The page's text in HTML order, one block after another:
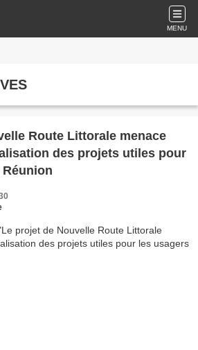
MENU
Route Littorale menace
des projets utiles pour
Réunion